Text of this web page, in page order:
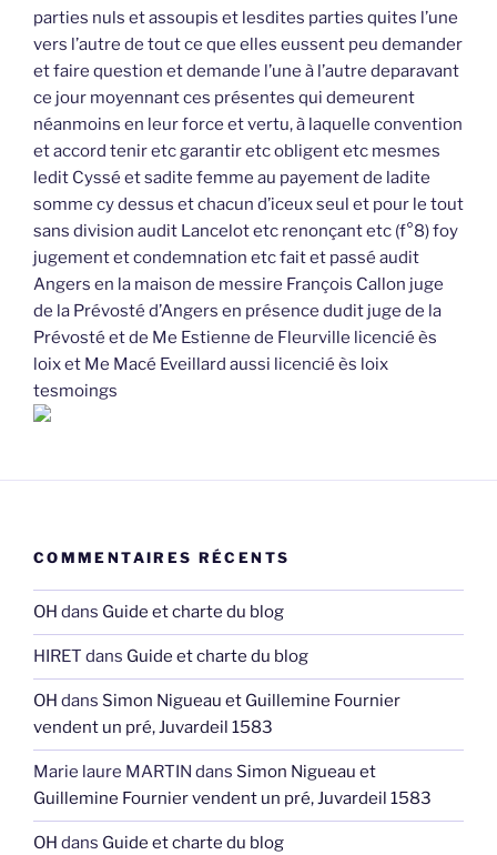
parties nuls et assoupis et lesdites parties quites l’une
vers l’autre de tout ce que elles eussent peu demander
et faire question et demande l’une à l’autre deparavant
ce jour moyennant ces présentes qui demeurent
néanmoins en leur force et vertu, à laquelle convention
et accord tenir etc garantir etc obligent etc mesmes
ledit Cyssé et sadite femme au payement de ladite
somme cy dessus et chacun d’iceux seul et pour le tout
sans division audit Lancelot etc renonçant etc (f°8) foy
jugement et condemnation etc fait et passé audit
Angers en la maison de messire François Callon juge
de la Prévosté d’Angers en présence dudit juge de la
Prévosté et de Me Estienne de Fleurville licencié ès
loix et Me Macé Eveillard aussi licencié ès loix
tesmoings
COMMENTAIRES RÉCENTS
OH dans Guide et charte du blog
HIRET dans Guide et charte du blog
OH dans Simon Nigueau et Guillemine Fournier
vendent un pré, Juvardeil 1583
Marie laure MARTIN dans Simon Nigueau et
Guillemine Fournier vendent un pré, Juvardeil 1583
OH dans Guide et charte du blog